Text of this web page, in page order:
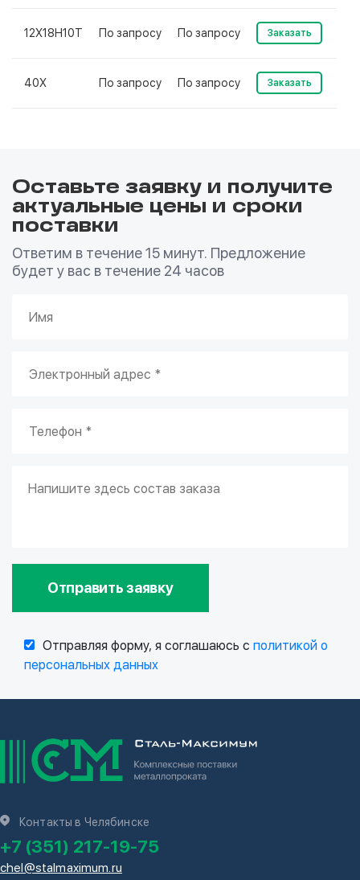
12Х18Н10Т По запросу По запросу Заказать
40Х По запросу По запросу Заказать
Оставьте заявку и получите
актуальные цены и сроки
поставки
Ответим в течение 15 минут. Предложение
будет у вас в течение 24 часов
Отправить заявку
Отправляя форму, я соглашаюсь с политикой о
персональных данных
Контакты в Челябинске
+7 (351) 217-19-75
chel@stalmaximum.ru